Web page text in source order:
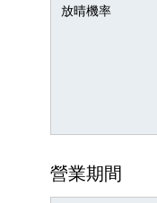
放晴機率
營業期間